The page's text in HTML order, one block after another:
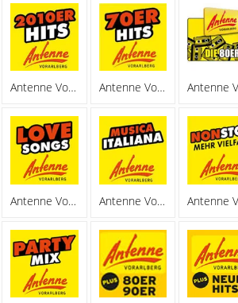
Antenne Vorarlberg Die 2010er Antenne Vorarlberg Die 70er
Antenne Vorarlberg Lovesongs Antenne Vorarlberg Musica Italiana